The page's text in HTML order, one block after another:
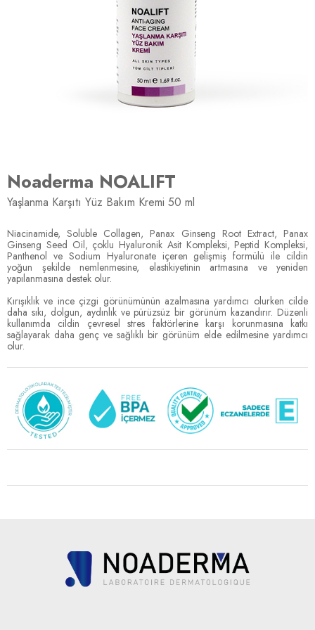
Noaderma NOALIFT
Yaşlanma Karşıtı Yüz Bakım Kremi 50 ml
Niacinamide, Soluble Collagen, Panax Ginseng Root Extract, Panax
Ginseng Seed Oil, çoklu Hyaluronik Asit Kompleksi, Peptid Kompleksi,
Panthenol ve Sodium Hyaluronate içeren gelişmiş formülü ile cildin
yoğun şekilde nemlenmesine, elastikiyetinin artmasına ve yeniden
yapılanmasına destek olur.
Kırışıklık ve ince çizgi görünümünün azalmasına yardımcı olurken cilde
daha sıkı, dolgun, aydınlık ve pürüzsüz bir görünüm kazandırır. Düzenli
kullanımda cildin çevresel stres faktörlerine karşı korunmasına katkı
sağlayarak daha genç ve sağlıklı bir görünüm elde edilmesine yardımcı
olur.